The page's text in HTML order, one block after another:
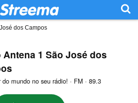
dos Campos
Antena 1 São José dos
mundo no seu rádio! · FM · 89.3